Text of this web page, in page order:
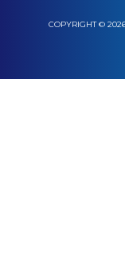
COPYRIGHT ©